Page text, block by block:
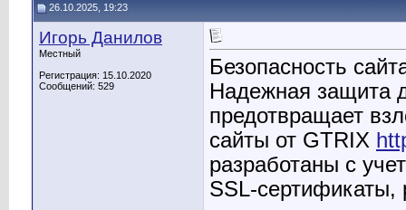
26.10.2025, 19:23
Игорь Данилов
Местный
Регистрация: 15.10.2020
Сообщений: 529
Безопасность
Надежная защита
предотвращает
сайты от GTRIX
разработаны с
SSL-сертификаты,